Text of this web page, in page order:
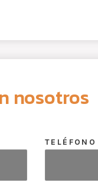
nosotros
TELÉFONO